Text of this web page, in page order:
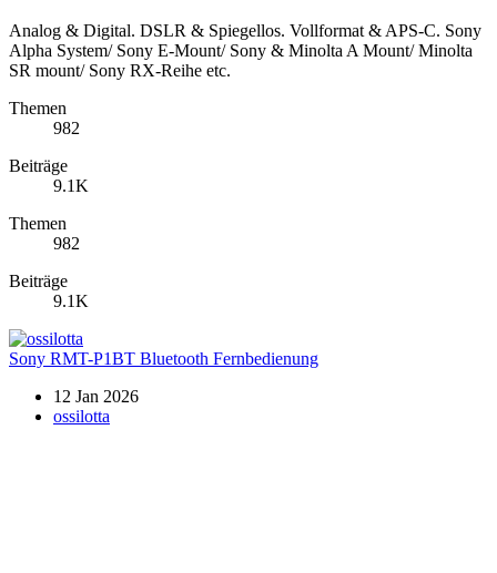
Analog & Digital. DSLR & Spiegellos. Vollformat & APS-C. Sony
Alpha System/ Sony E-Mount/ Sony & Minolta A Mount/ Minolta
SR mount/ Sony RX-Reihe etc.
Themen
982
Beiträge
9.1K
Themen
982
Beiträge
9.1K
Sony RMT-P1BT Bluetooth Fernbedienung
12 Jan 2026
ossilotta